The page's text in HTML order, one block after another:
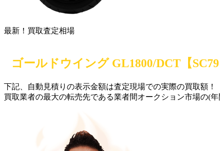
最新！買取査定相場
ゴールドウイング GL1800/DCT【
下記、自動見積りの表示金額は査定現場での実際の買取額！
買取業者の最大の転売先である業者間オークション市場の(